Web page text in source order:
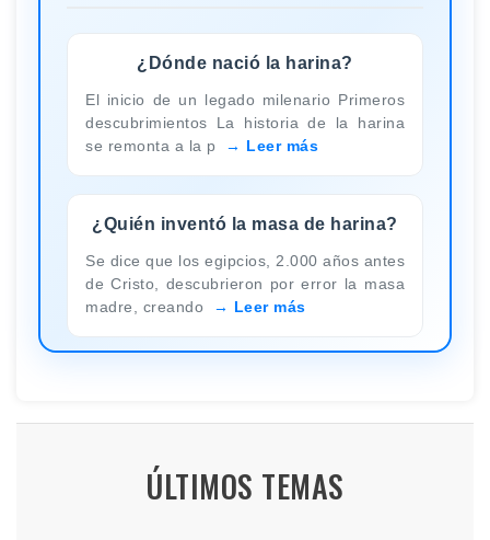
¿Dónde nació la harina?
El inicio de un legado milenario Primeros
descubrimientos La historia de la harina
se remonta a la p
Leer más
¿Quién inventó la masa de harina?
Se dice que los egipcios, 2.000 años antes
de Cristo, descubrieron por error la masa
madre, creando
Leer más
ÚLTIMOS TEMAS